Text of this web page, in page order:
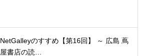
NetGalleyのすすめ【第16回】 ～ 広島 蔦
屋書店の読…